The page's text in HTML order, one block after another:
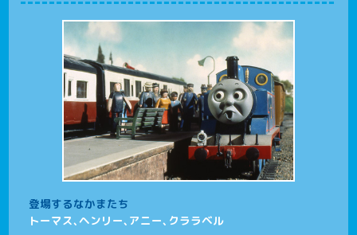
登場するなかまたち
トーマス、ヘンリー、アニー、クララベル